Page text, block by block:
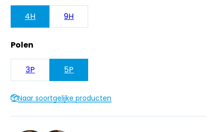
4H 9H
Polen
3P 5P
Naar soortgelijke producten